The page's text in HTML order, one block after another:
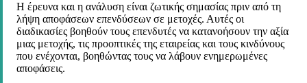
Η έρευνα και η ανάλυση είναι ζωτικής σημασίας πριν από τη
λήψη αποφάσεων επενδύσεων σε μετοχές. Αυτές οι
διαδικασίες βοηθούν τους επενδυτές να κατανοήσουν την αξία
μιας μετοχής, τις προοπτικές της εταιρείας και τους κινδύνους
που ενέχονται, βοηθώντας τους να λάβουν ενημερωμένες
αποφάσεις.